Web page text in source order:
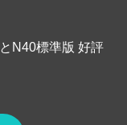
N40標準版 好評